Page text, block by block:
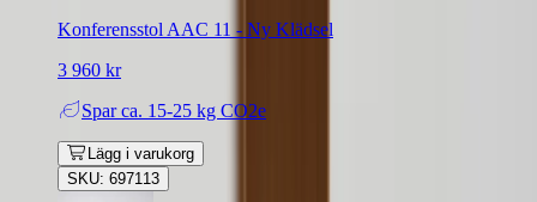
Konferensstol AAC 11 - Ny Klädsel
3 960 kr
Spar ca. 15-25 kg CO2e
Lägg i varukorg
SKU: 697113